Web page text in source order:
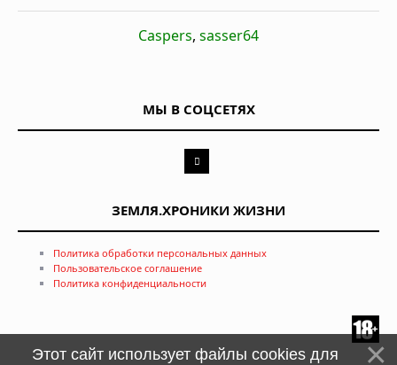
Caspers, sasser64
МЫ В СОЦСЕТЯХ
ЗЕМЛЯ.ХРОНИКИ ЖИЗНИ
Политика обработки персональных данных
Пользовательское соглашение
Политика конфиденциальности
Этот сайт использует файлы cookies для